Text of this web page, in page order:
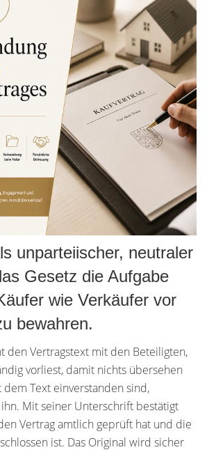
unparteiischer, neutraler
Gesetz die Aufgabe
wie Verkäufer vor
bewahren.
den Vertragstext mit den Beteiligten,
vorliest, damit nichts übersehen
Text einverstanden sind,
Mit seiner Unterschrift bestätigt
Vertrag amtlich geprüft hat und die
ist. Das Original wird sicher